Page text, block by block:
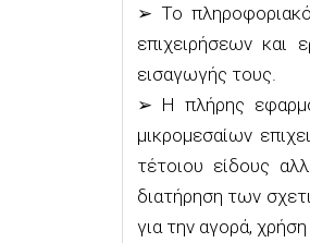
➢ Το
επιχειρήσεων και
εισαγωγής τους.
➢ Η πλήρης
μικρομεσαίων
τέτοιου είδους
διατήρηση των
για την αγορά,